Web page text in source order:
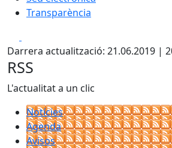
Transparència
Darrera actualització: 21.06.2019 |
RSS
L'actualitat a un clic
Notícies
Agenda
Avisos